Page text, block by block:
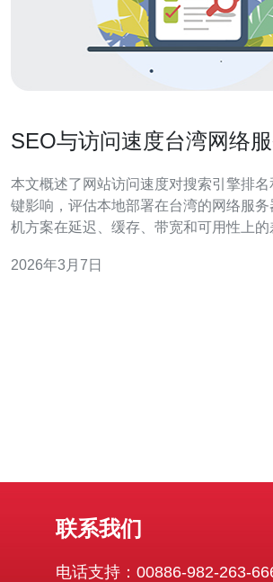
SEO与访问速度台湾网络
本文概述了网站访问速度对搜索引擎排
键影响，评估本地部署在台湾的网络服
机方案在延迟、缓存、带宽和可用性上的
时兼顾成本与用户体验。 为什么访问速度会影响搜索排
2026年3月7日
联系我们
电话支持：00886-982-263-